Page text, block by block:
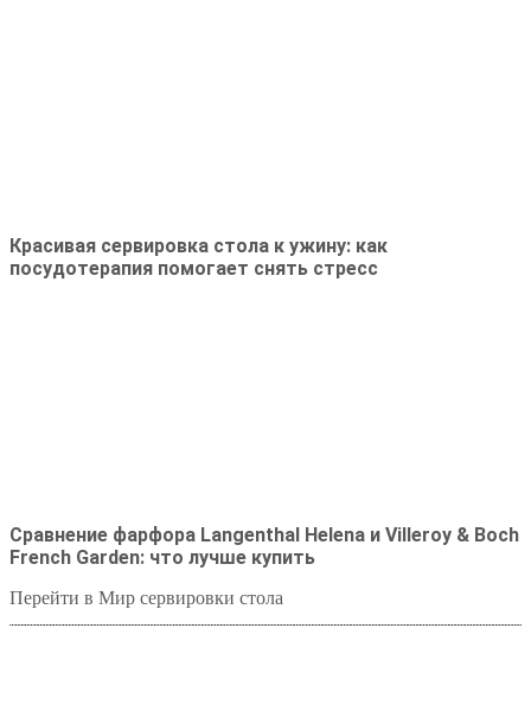
Красивая сервировка стола к ужину: как
посудотерапия помогает снять стресс
Сравнение фарфора Langenthal Helena и Villeroy & Boch
French Garden: что лучше купить
Перейти в Мир сервировки стола